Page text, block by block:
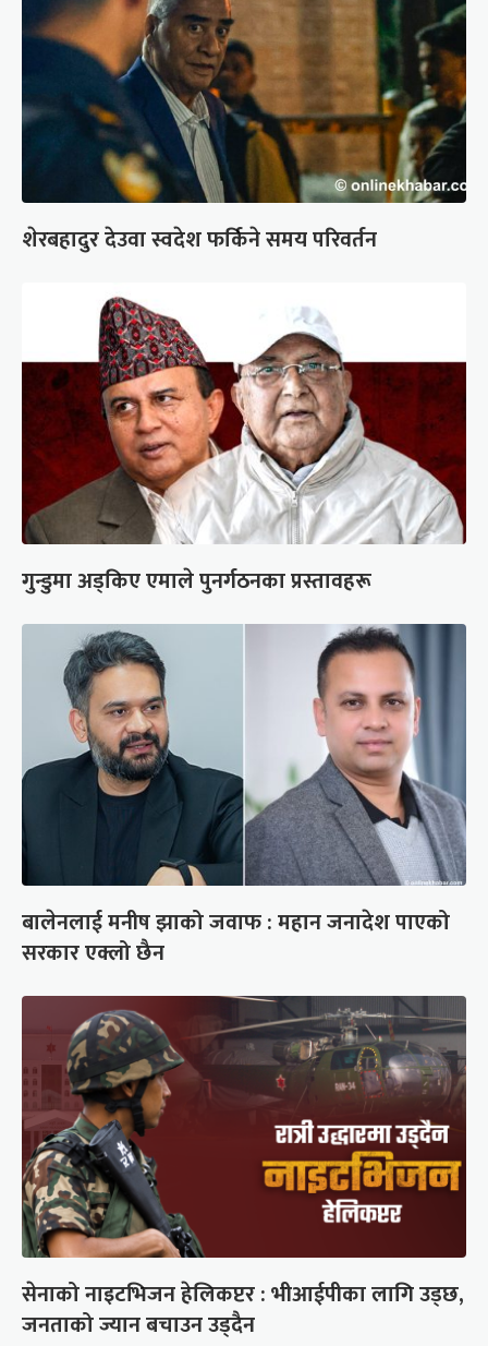
शेरबहादुर देउवा स्वदेश फर्किने समय परिवर्तन
गुन्डुमा अड्किए एमाले पुनर्गठनका प्रस्तावहरू
बालेनलाई मनीष झाको जवाफ : महान जनादेश पाएको
सरकार एक्लो छैन
सेनाको नाइटभिजन हेलिकप्टर : भीआईपीका लागि उड्छ,
जनताको ज्यान बचाउन उड्दैन